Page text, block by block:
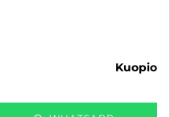
kuopio